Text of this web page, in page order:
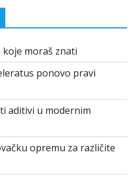
moraš znati
ponovo pravi
aditivi u modernim
opremu za različite